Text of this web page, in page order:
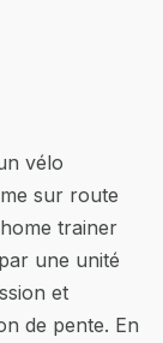
vélo
sur route
trainer
une unité
et
de pente. En